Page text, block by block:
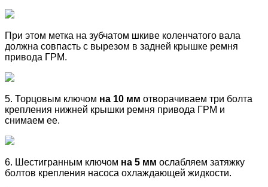
При этом метка на зубчатом шкиве коленчатого вала
должна совпасть с вырезом в задней крышке ремня
привода ГРМ.
5. Торцовым ключом на 10 мм отворачиваем три болта
крепления нижней крышки ремня привода ГРМ и
снимаем ее.
6. Шестигранным ключом на 5 мм ослабляем затяжку
болтов крепления насоса охлаждающей жидкости.